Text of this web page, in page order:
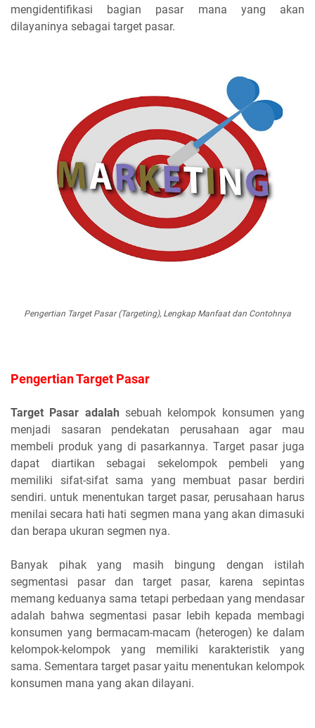
mengidentifikasi bagian pasar mana yang akan
dilayaninya sebagai target pasar.
Pengertian Target Pasar (Targeting), Lengkap Manfaat dan Contohnya
Pengertian Target Pasar
Target Pasar adalah sebuah kelompok konsumen yang
menjadi sasaran pendekatan perusahaan agar mau
membeli produk yang di pasarkannya. Target pasar juga
dapat diartikan sebagai sekelompok pembeli yang
memiliki sifat-sifat sama yang membuat pasar berdiri
sendiri. untuk menentukan target pasar, perusahaan harus
menilai secara hati hati segmen mana yang akan dimasuki
dan berapa ukuran segmen nya.
Banyak pihak yang masih bingung dengan istilah
segmentasi pasar dan target pasar, karena sepintas
memang keduanya sama tetapi perbedaan yang mendasar
adalah bahwa segmentasi pasar lebih kepada membagi
konsumen yang bermacam-macam (heterogen) ke dalam
kelompok-kelompok yang memiliki karakteristik yang
sama. Sementara target pasar yaitu menentukan kelompok
konsumen mana yang akan dilayani.